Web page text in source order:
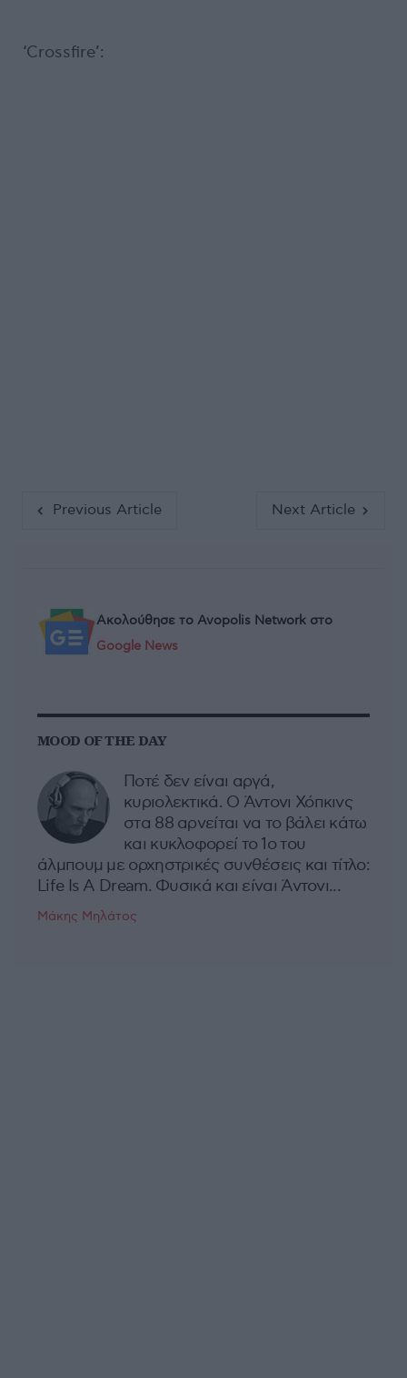
‘Crossfire’:
Previous Article Next Article
Ακολούθησε το Avopolis Network στο
Google News
MOOD OF THE DAY
Ποτέ δεν είναι αργά,
κυριολεκτικά. Ο Άντονι Χόπκινς
στα 88 αρνείται να το βάλει κάτω
και κυκλοφορεί το 1ο του
άλμπουμ με ορχηστρικές συνθέσεις και τίτλο:
Life Is A Dream. Φυσικά και είναι Άντονι...
Μάκης Μηλάτος